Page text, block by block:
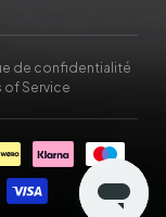
de confidentialité
of Service